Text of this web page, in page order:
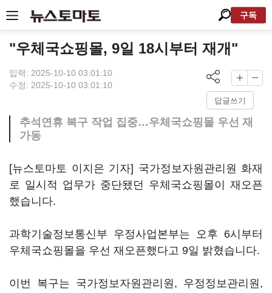
구독
"우체국쇼핑몰, 9일 18시부터 재개"
입력: 2025-10-10 03:01:10
수정: 2025-10-10 03:01:10
답글쓰기
추석연휴 복구 작업 집중…우체국쇼핑몰 우선 재
가동
[뉴스토마토 이지은 기자] 국가정보자원관리원 화재
로 일시적 업무가 중단됐던 우체국쇼핑몰이 재오픈
했습니다.
과학기술정보통신부 우정사업본부는 오후 6시부터
우체국쇼핑몰을 우선 재오픈했다고 9일 밝혔습니다.
이번 복구는 국가정보자원관리원, 우정정보관리원,